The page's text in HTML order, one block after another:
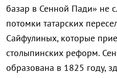
базар в Сенной Пади» не
потомки татарских
Сайфулиных, которые
столыпинских реформ.
образована в 1825 году,